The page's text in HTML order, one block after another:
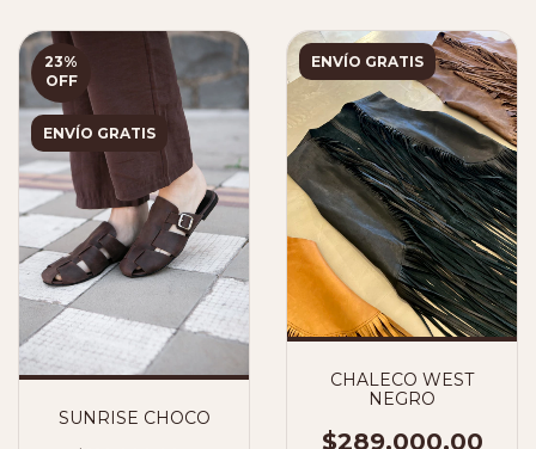
23%
OFF
ENVÍO GRATIS
SUNRISE CHOCO
ENVÍO GRATIS
CHALECO WEST
NEGRO
$289.000,00